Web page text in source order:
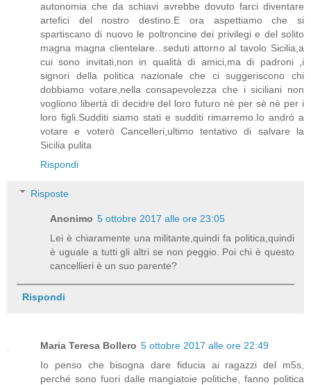
autonomia che da schiavi avrebbe dovuto farci diventare
artefici del nostro destino.E ora aspettiamo che si
spartiscano di nuovo le poltroncine dei privilegi e del solito
magna magna clientelare...seduti attorno al tavolo Sicilia,a
cui sono invitati,non in qualità di amici,ma di padroni ,i
signori della politica nazionale che ci suggeriscono chi
dobbiamo votare,nella consapevolezza che i siciliani non
vogliono libertà di decidre del loro futuro nè per sè nè per i
loro figli.Sudditi siamo stati e sudditi rimarremo.Io andrò a
votare e voterò Cancelleri,ultimo tentativo di salvare la
Sicilia pulita
Rispondi
Risposte
Anonimo 5 ottobre 2017 alle ore 23:05
Lei è chiaramente una militante,quindi fa politica,quindi
è uguale a tutti gli altri se non peggio. Poi chi è questo
cancellieri è un suo parente?
Rispondi
Maria Teresa Bollero 5 ottobre 2017 alle ore 22:49
Io penso che bisogna dare fiducia ai ragazzi del m5s,
perché sono fuori dalle mangiatoie politiche, fanno politica